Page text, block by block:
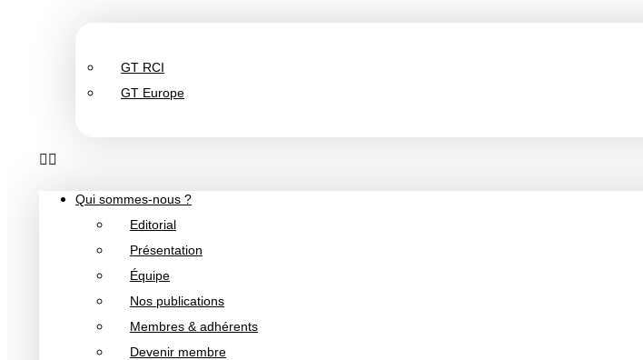
GT RCI
GT Europe
Qui sommes-nous ?
Editorial
Présentation
Équipe
Nos publications
Membres & adhérents
Devenir membre